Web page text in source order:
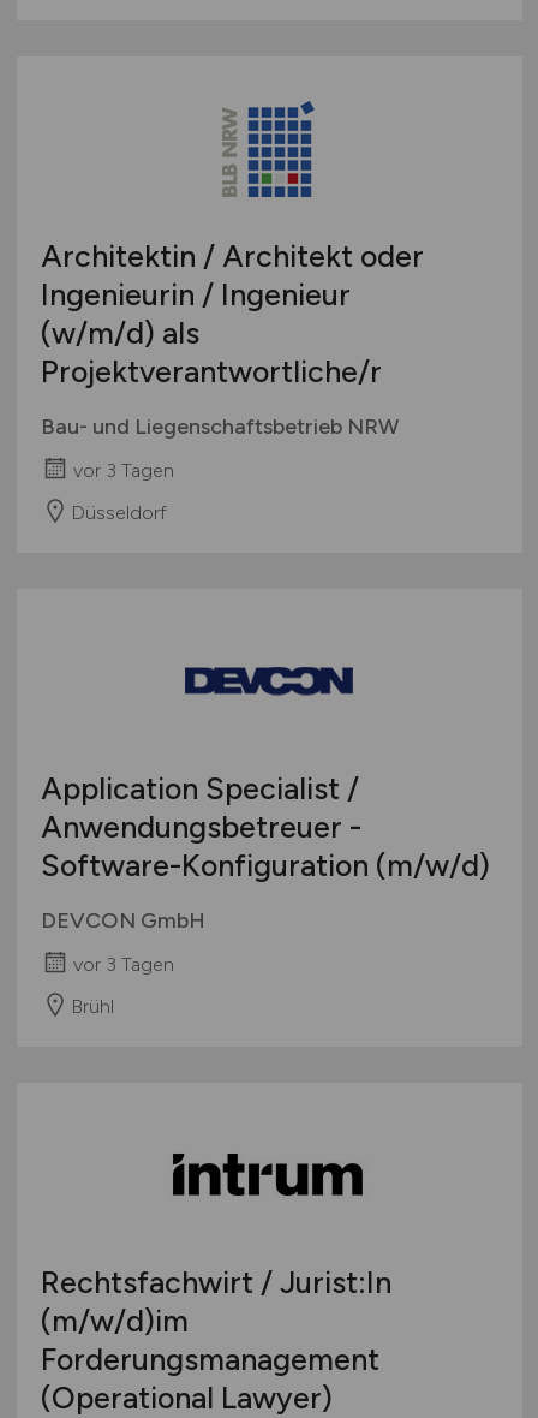
Architektin / Architekt oder
Ingenieurin / Ingenieur
(w/m/d) als
Projektverantwortliche/r
Bau- und Liegenschaftsbetrieb NRW
vor 3 Tagen
Düsseldorf
Application Specialist /
Anwendungsbetreuer -
Software-Konfiguration (m/w/d)
DEVCON GmbH
vor 3 Tagen
Brühl
Rechtsfachwirt / Jurist:In
(m/w/d)im
Forderungsmanagement
(Operational Lawyer)